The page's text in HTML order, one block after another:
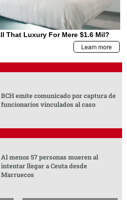
BCH emite comunicado por captura de
funcionarios vinculados al caso
Al menos 57 personas mueren al
intentar llegar a Ceuta desde
Marruecos